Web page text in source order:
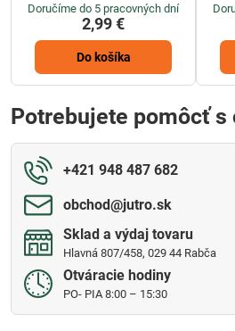
Doručíme do 5 pracovných dní
2,99 €
Do košíka
Potrebujete pomôcť s
+421 948 487 682
obchod​@jutro​.sk
Sklad a výdaj tovaru
Hlavná 807/458, 029 44 Rabča
Otváracie hodiny
PO- PIA 8:00 – 15:30